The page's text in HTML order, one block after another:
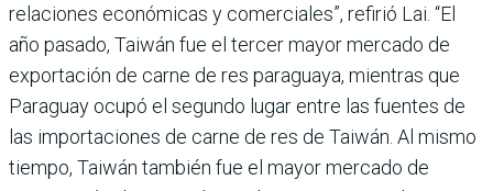
relaciones económicas y comerciales”, refirió Lai. “El
año pasado, Taiwán fue el tercer mayor mercado de
exportación de carne de res paraguaya, mientras que
Paraguay ocupó el segundo lugar entre las fuentes de
las importaciones de carne de res de Taiwán. Al mismo
tiempo, Taiwán también fue el mayor mercado de